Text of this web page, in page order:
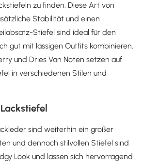
zu finden. Diese Art von
Stabilität und einen
Stiefel sind ideal für den
gut mit lässigen Outfits kombinieren.
und Dries Van Noten setzen auf
in verschiedenen Stilen und
sind weiterhin ein großer
und dennoch stilvollen Stiefel sind
Look und lassen sich hervorragend